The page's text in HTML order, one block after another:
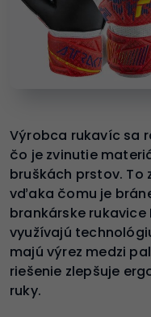
Výrobca rukavíc sa
čo je zvinutie
bruškách prstov. To
vďaka čomu je
brankárske
využívajú
majú výrez medzi
riešenie zlepšuje
ruky.